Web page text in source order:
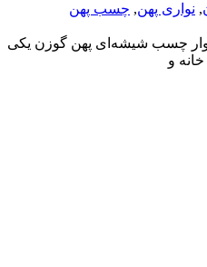
, نواری پهن, چسب پهن
چسب شیشه‌ای پهن گوزن یکی
و